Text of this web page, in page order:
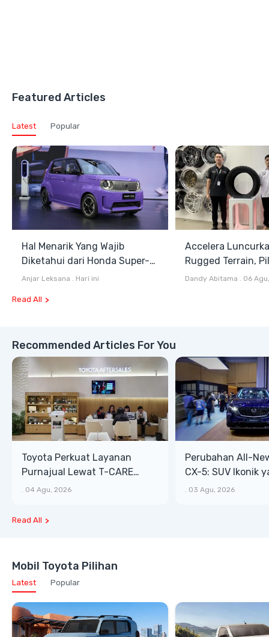
Featured Articles
Latest Popular
Hal Menarik Yang Wajib
Diketahui dari Honda Super-
ONE Selain Harga
Anjar Leksana . Hari ini
Accelera
Rugged Terrain,
Antara All Terrain
Dandy Abitama . 06
Read All
Recommended Articles For You
Toyota Perkuat Layanan
Purnajual Lewat T-CARE
XTRA, Manfaat Lebih Besar
. 04 Agu, 2026
Perubahan All-
CX-5: SUV Ikonik
Bongsor, Mewah,
. 03 Agu, 2026
Read All
Mobil Toyota Pilihan
Latest Popular